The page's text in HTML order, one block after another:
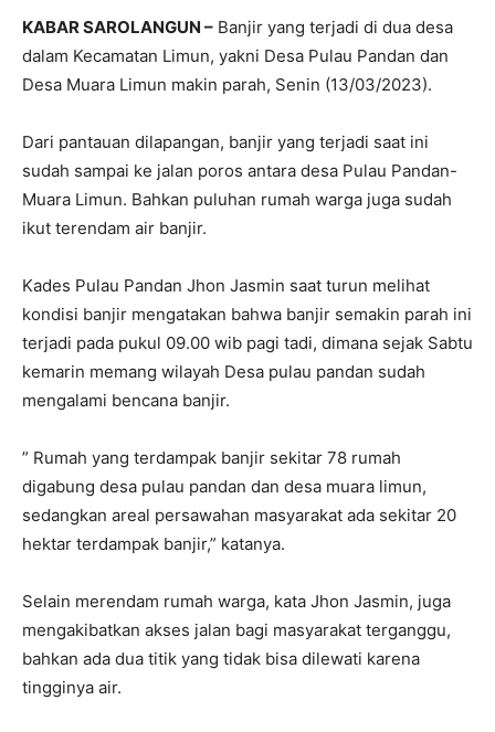
KABAR SAROLANGUN – Banjir yang terjadi di dua desa
dalam Kecamatan Limun, yakni Desa Pulau Pandan dan
Desa Muara Limun makin parah, Senin (13/03/2023).
Dari pantauan dilapangan, banjir yang terjadi saat ini
sudah sampai ke jalan poros antara desa Pulau Pandan-
Muara Limun. Bahkan puluhan rumah warga juga sudah
ikut terendam air banjir.
Kades Pulau Pandan Jhon Jasmin saat turun melihat
kondisi banjir mengatakan bahwa banjir semakin parah ini
terjadi pada pukul 09.00 wib pagi tadi, dimana sejak Sabtu
kemarin memang wilayah Desa pulau pandan sudah
mengalami bencana banjir.
” Rumah yang terdampak banjir sekitar 78 rumah
digabung desa pulau pandan dan desa muara limun,
sedangkan areal persawahan masyarakat ada sekitar 20
hektar terdampak banjir,” katanya.
Selain merendam rumah warga, kata Jhon Jasmin, juga
mengakibatkan akses jalan bagi masyarakat terganggu,
bahkan ada dua titik yang tidak bisa dilewati karena
tingginya air.